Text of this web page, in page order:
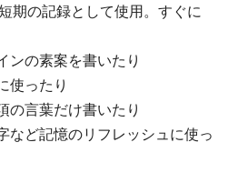
期の記録として使用。すぐに
ンの素案を書いたり
使ったり
の言葉だけ書いたり
など記憶のリフレッシュに使っ